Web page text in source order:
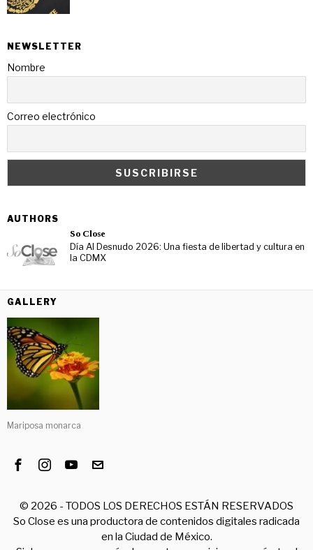
NEWSLETTER
Nombre
Correo electrónico
AUTHORS
So Close
Día Al Desnudo 2026: Una fiesta de libertad y cultura en
la CDMX
GALLERY
Mariposa monarca
© 2026 - TODOS LOS DERECHOS ESTÁN RESERVADOS
So Close es una productora de contenidos digitales radicada
en la Ciudad de México.